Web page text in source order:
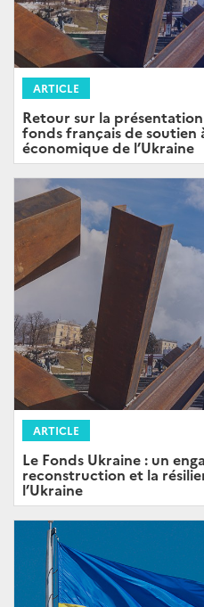
ARTICLE
Retour sur la
fonds français de soutien
économique de l’Ukraine
ARTICLE
Le Fonds Ukraine : un
reconstruction et la
l’Ukraine